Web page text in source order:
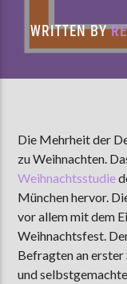
CONNECT
VAMPIRE WEEKEND
AKTUELLE SENDUNG
MOEBIUS
12:00
WRITTEN BY
Die Mehrheit der
zu Weihnachten.
Weihnachtsstudie
München hervor.
vor allem mit dem
Weihnachtsfest.
Befragten an
und